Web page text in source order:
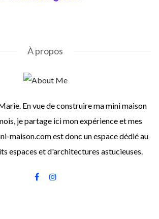
À propos
En vue de construire ma mini maison
je partage ici mon expérience et mes
maison.com est donc un espace dédié au
espaces et d'architectures astucieuses.